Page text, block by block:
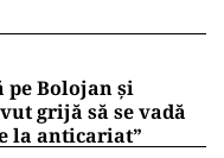
pe Bolojan și
grijă să se vadă
la anticariat”